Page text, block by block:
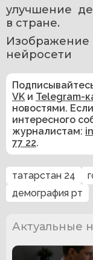
улучшение
в стране.
нейросети
VK и Telegram-
новостями.
интересного
журналистам:
77 22.
татарстан 24
демография рт
Актуальные